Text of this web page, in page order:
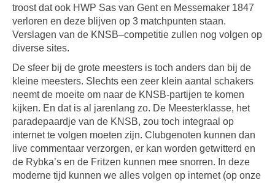
troost dat ook HWP Sas van Gent en Messemaker 1847
verloren en deze blijven op 3 matchpunten staan.
Verslagen van de KNSB–competitie zullen nog volgen op
diverse sites.
De sfeer bij de grote meesters is toch anders dan bij de
kleine meesters. Slechts een zeer klein aantal schakers
neemt de moeite om naar de KNSB-partijen te komen
kijken. En dat is al jarenlang zo. De Meesterklasse, het
paradepaardje van de KNSB, zou toch integraal op
internet te volgen moeten zijn. Clubgenoten kunnen dan
live commentaar verzorgen, er kan worden getwitterd en
de Rybka’s en de Fritzen kunnen mee snorren. In deze
moderne tijd kunnen we alles volgen op internet (op onze